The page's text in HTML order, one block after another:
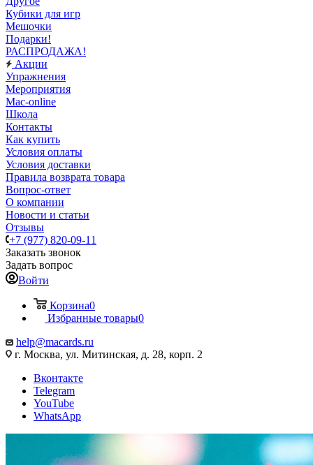
Кубики для игр
Мешочки
Подарки!
РАСПРОДАЖА!
Акции
Упражнения
Мероприятия
Mac-online
Школа
Контакты
Как купить
Условия оплаты
Условия доставки
Правила возврата товара
Вопрос-ответ
О компании
Новости и статьи
Отзывы
+7 (977) 820-09-11
Заказать звонок
Задать вопрос
Войти
Корзина0
Избранные товары0
help@macards.ru
г. Москва, ул. Митинская, д. 28, корп. 2
Вконтакте
Telegram
YouTube
WhatsApp